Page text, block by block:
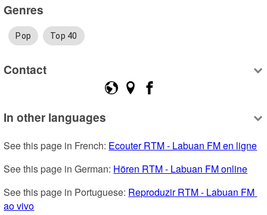
Genres
Pop Top 40
Contact
In other languages
See this page in French: Ecouter RTM - Labuan FM en ligne
See this page in German: Hören RTM - Labuan FM online
See this page in Portuguese: Reproduzir RTM - Labuan FM
ao vivo